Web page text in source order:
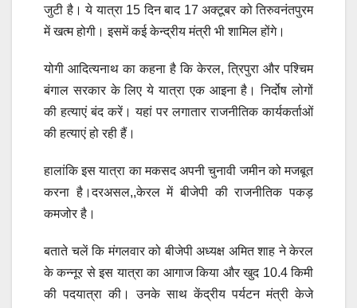
जुटी है। ये यात्रा 15 दिन बाद 17 अक्टूबर को तिरुवनंतपुरम
में खत्म होगी। इसमें कई केन्द्रीय मंत्री भी शामिल होंगे।
योगी आदित्यनाथ का कहना है कि केरल, त्रिपुरा और पश्चिम
बंगाल सरकार के लिए ये यात्रा एक आइना है। निर्दोष लोगों
की हत्याएं बंद करें। यहां पर लगातार राजनीतिक कार्यकर्ताओं
की हत्याएं हो रही हैं।
हालांकि इस यात्रा का मकसद अपनी चुनावी जमीन को मजबूत
करना है।दरअसल,,केरल में बीजेपी की राजनीतिक पकड़
कमजोर है।
बताते चलें कि मंगलवार को बीजेपी अध्यक्ष अमित शाह ने केरल
के कन्नूर से इस यात्रा का आगाज किया और खुद 10.4 किमी
की पदयात्रा की। उनके साथ केंद्रीय पर्यटन मंत्री केजे